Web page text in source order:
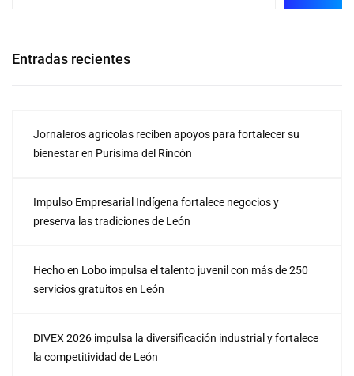
Entradas recientes
Jornaleros agrícolas reciben apoyos para fortalecer su
bienestar en Purísima del Rincón
Impulso Empresarial Indígena fortalece negocios y
preserva las tradiciones de León
Hecho en Lobo impulsa el talento juvenil con más de 250
servicios gratuitos en León
DIVEX 2026 impulsa la diversificación industrial y fortalece
la competitividad de León